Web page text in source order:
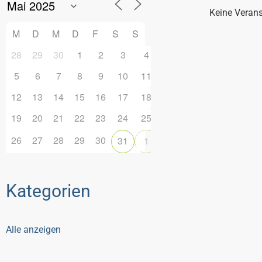
M D M D F S
S
28
29 30 1 2 3
4
5
6 7 8 9 10
11
12
13 14 15 16 17
18
19
20 21 22 23 24
25
26
27 28 29 30 31 1
Kategorien
Alle anzeigen
Keine